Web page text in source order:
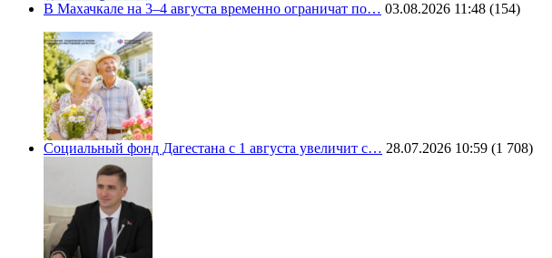
В Махачкале на 3–4 августа временно ограничат по… 03.08.2026 11:48 (154)
Социальный фонд Дагестана с 1 августа увеличит с… 28.07.2026 10:59 (1 708)